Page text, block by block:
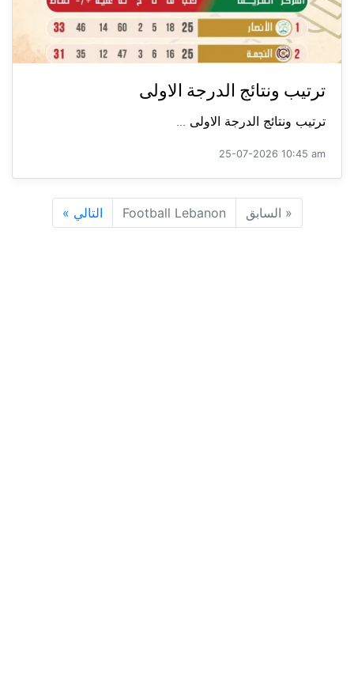
ترتيب ونتائج الدرجة الاولى
ترتيب ونتائج الدرجة الاولى ...
25-07-2026 10:45 am
« السابق Football Lebanon التالي »